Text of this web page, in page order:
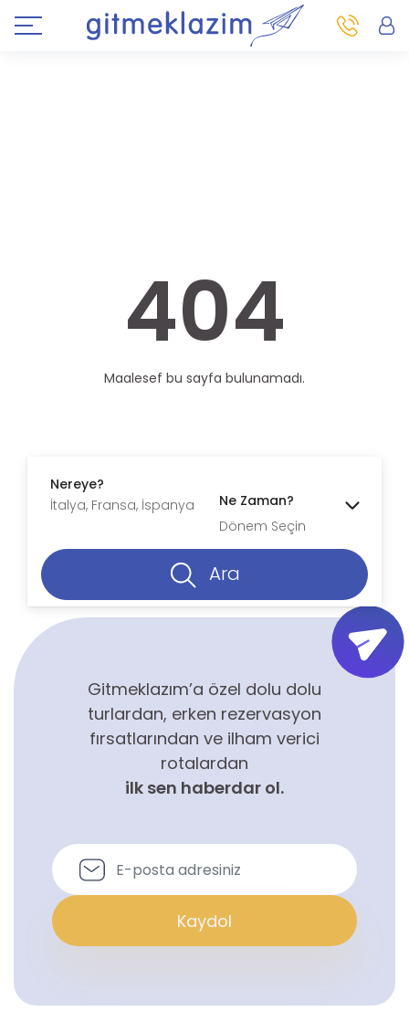
404
Maalesef bu sayfa bulunamadı.
Nereye?
Ne Zaman?
Dönem Seçin
Ara
Gitmeklazım’a özel dolu dolu
turlardan, erken rezervasyon
fırsatlarından ve ilham verici
rotalardan
ilk sen haberdar ol.
Kaydol